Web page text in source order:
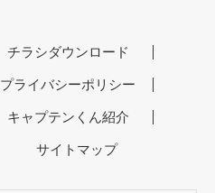
チラシダウンロード
プライバシーポリシー
キャプテンくん紹介
サイトマップ